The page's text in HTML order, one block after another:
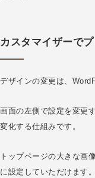
カスタマイザーで
デザインの変更は、
画面の左側で設定を変更
変化する仕組みです。
トップページの大きな画
に設定していただけます。